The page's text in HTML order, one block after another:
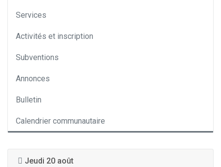
Services
Activités et inscription
Subventions
Annonces
Bulletin
Calendrier communautaire
Jeudi 20 août